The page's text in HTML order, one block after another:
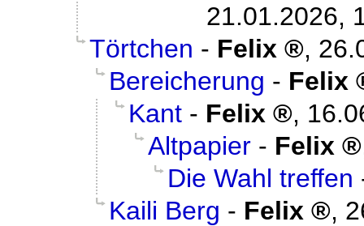
21.01.2026,
Törtchen - Felix ,
Bereicherung - Felix
Kant - Felix ,
Altpapier - Felix
Die Wahl treffen
Kaili Berg - Felix ,